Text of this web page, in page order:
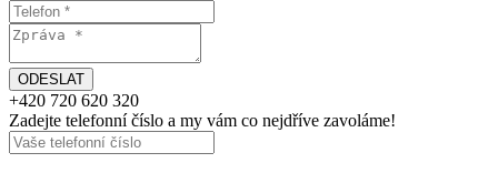
+420 720 620 320
Zadejte telefonní číslo a my vám co nejdříve zavoláme!